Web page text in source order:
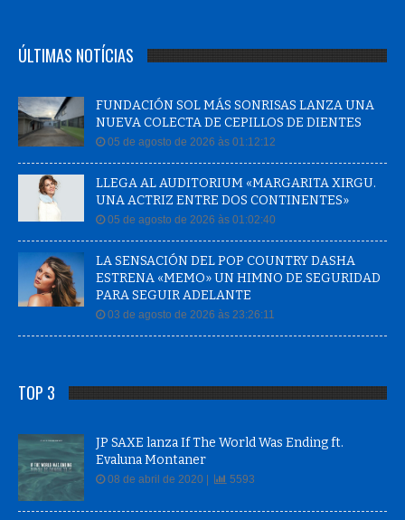
ÚLTIMAS NOTÍCIAS
FUNDACIÓN SOL MÁS SONRISAS LANZA UNA
NUEVA COLECTA DE CEPILLOS DE DIENTES
05 de agosto de 2026 às 01:12:12
LLEGA AL AUDITORIUM «MARGARITA XIRGU.
UNA ACTRIZ ENTRE DOS CONTINENTES»
05 de agosto de 2026 às 01:02:40
LA SENSACIÓN DEL POP COUNTRY DASHA
ESTRENA «MEMO» UN HIMNO DE SEGURIDAD
PARA SEGUIR ADELANTE
03 de agosto de 2026 às 23:26:11
TOP 3
JP SAXE lanza If The World Was Ending ft.
Evaluna Montaner
08 de abril de 2020 | 5593